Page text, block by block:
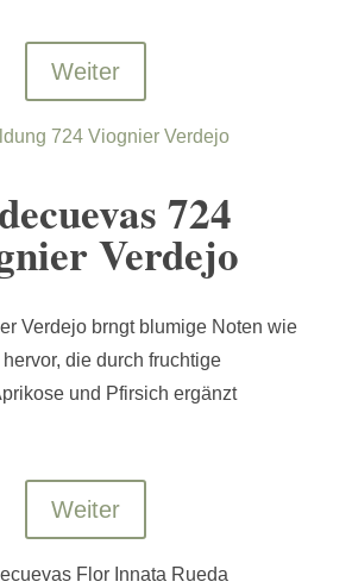
Weiter
724
Verdejo
Verdejo brngt blumige Noten wie
die durch fruchtige
und Pfirsich ergänzt
Weiter